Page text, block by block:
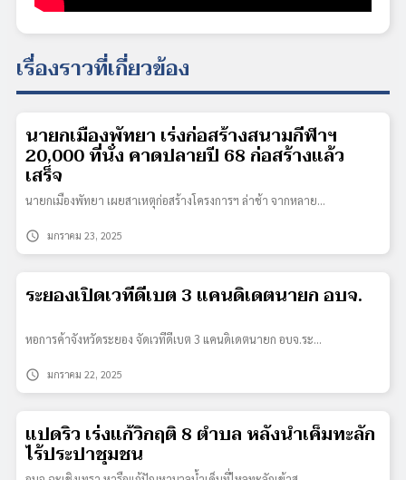
เรื่องราวที่เกี่ยวข้อง
นายกเมืองพัทยา เร่งก่อสร้างสนามกีฬาฯ
20,000 ที่นั่ง คาดปลายปี 68 ก่อสร้างแล้ว
เสร็จ
นายกเมืองพัทยา เผยสาเหตุก่อสร้างโครงการฯ ล่าช้า จากหลาย…
schedule มกราคม 23, 2025
ระยองเปิดเวทีดีเบต 3 แคนดิเดตนายก อบจ.
หอการค้าจังหวัดระยอง จัดเวทีดีเบต 3 แคนดิเดตนายก อบจ.ระ…
schedule มกราคม 22, 2025
แปดริ้ว เร่งแก้วิกฤติ 8 ตำบล หลังน้ำเค็มทะลัก
ไร้ประปาชุมชน